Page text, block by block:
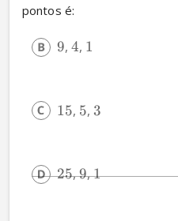
pontos é:
9, 4, 1
15, 5, 3
25, 9, 1